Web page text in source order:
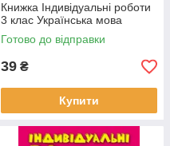
Книжка Індивідуальні роботи
3 клас Українська мова
Готово до відправки
39 ₴
Купити